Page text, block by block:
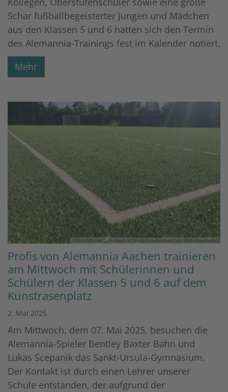
Schar fußballbegeisterter Jungen und Mädchen
aus den Klassen 5 und 6 hatten sich den Termin
des Alemannia-Trainings fest im Kalender notiert.
Mehr
© Bischöfliches Gymnasium St. Ursula (Dominik Esser und Kai Beemelmanns)
Profis von Alemannia Aachen trainieren
am Mittwoch mit Schülerinnen und
Schülern der Klassen 5 und 6 auf dem
Kunstrasenplatz
2. Mai 2025
Am Mittwoch, dem 07. Mai 2025, besuchen die
Alemannia-Spieler Bentley Baxter Bahn und
Lukas Scepanik das Sankt-Ursula-Gymnasium.
Der Kontakt ist durch einen Lehrer unserer
Schule entstanden, der aufgrund der